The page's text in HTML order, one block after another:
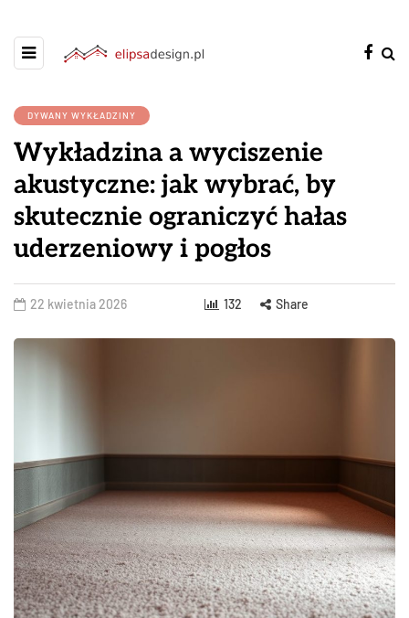
DYWANY WYKŁADZINY
Wykładzina a wyciszenie
akustyczne: jak wybrać, by
skutecznie ograniczyć hałas
uderzeniowy i pogłos
22 kwietnia 2026 132 Share